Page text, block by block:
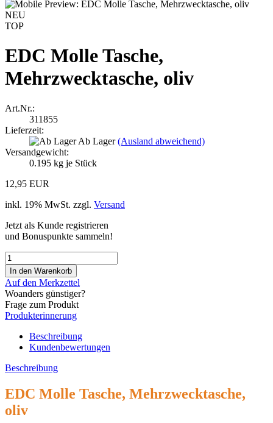
NEU
TOP
EDC Molle Tasche,
Mehrzwecktasche, oliv
Art.Nr.:
311855
Lieferzeit:
Ab Lager(Ausland abweichend)
Versandgewicht:
0.195 kg je Stück
12,95 EUR
inkl. 19% MwSt. zzgl. Versand
Jetzt als Kunde registrieren
und Bonuspunkte sammeln!
Auf den Merkzettel
Woanders günstiger?
Frage zum Produkt
Produkterinnerung
Beschreibung
Kundenbewertungen
Beschreibung
EDC Molle Tasche, Mehrzwecktasche,
oliv